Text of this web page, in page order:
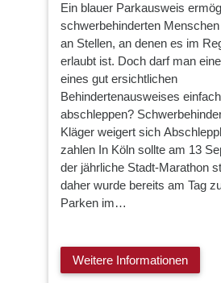
Ein blauer Parkausweis
schwerbehinderten
an Stellen, an denen es im
erlaubt ist. Doch darf man
eines gut ersichtlichen
Behindertenausweises einfach
abschleppen?
Kläger weigert sich
zahlen In Köln sollte am 13
der jährliche Stadt-Marathon
daher wurde bereits am Tag
Parken im…
Weitere Informationen